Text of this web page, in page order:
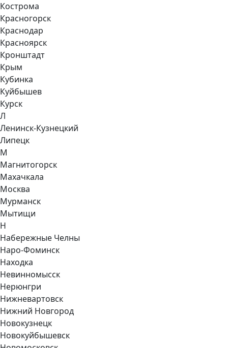
Кострома
Красногорск
Краснодар
Красноярск
Кронштадт
Крым
Кубинка
Куйбышев
Курск
Л
Ленинск-Кузнецкий
Липецк
М
Магнитогорск
Махачкала
Москва
Мурманск
Мытищи
Н
Набережные Челны
Наро-Фоминск
Находка
Невинномысск
Нерюнгри
Нижневартовск
Нижний Новгород
Новокузнецк
Новокуйбышевск